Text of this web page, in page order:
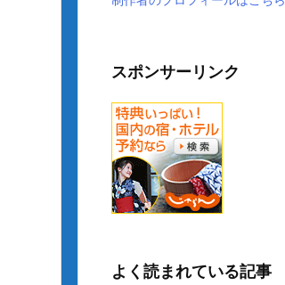
スポンサーリンク
よく読まれている記事